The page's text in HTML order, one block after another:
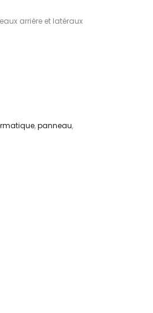
arrière et latéraux
,panneau,